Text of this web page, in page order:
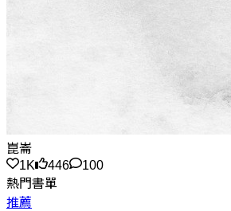
崑崙
1K
446
100
熱門書單
推薦